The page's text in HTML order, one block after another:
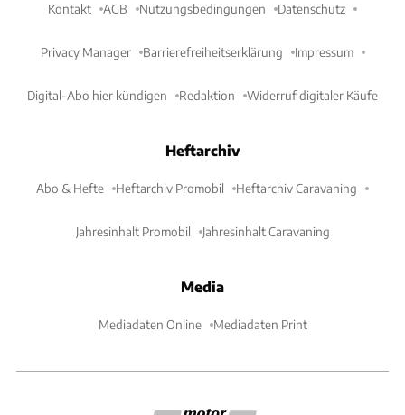
Kontakt AGB Nutzungsbedingungen Datenschutz
Privacy Manager Barrierefreiheitserklärung Impressum
Digital-Abo hier kündigen Redaktion Widerruf digitaler Käufe
Heftarchiv
Abo & Hefte Heftarchiv Promobil Heftarchiv Caravaning
Jahresinhalt Promobil Jahresinhalt Caravaning
Media
Mediadaten Online Mediadaten Print